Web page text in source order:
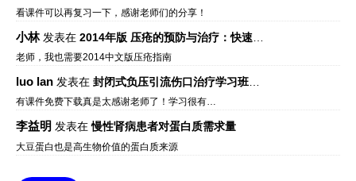
看课件可以再复习一下，感谢老师们的分享！
小林发表在 2014年版 压疮的预防与治疗：快速参考指南 – 中文版、英文版、芬兰语版、葡萄牙语版
老师，我也需要2014中文版压疮指南
luo lan 发表在 封闭式负压引流伤口治疗学习班课件资料免费下载
有课件免费下载真是太感谢老师了！学习很有…
李益明 发表在慢性肾病患者对蛋白质需求量
大豆蛋白也是高生物价值的蛋白质来源